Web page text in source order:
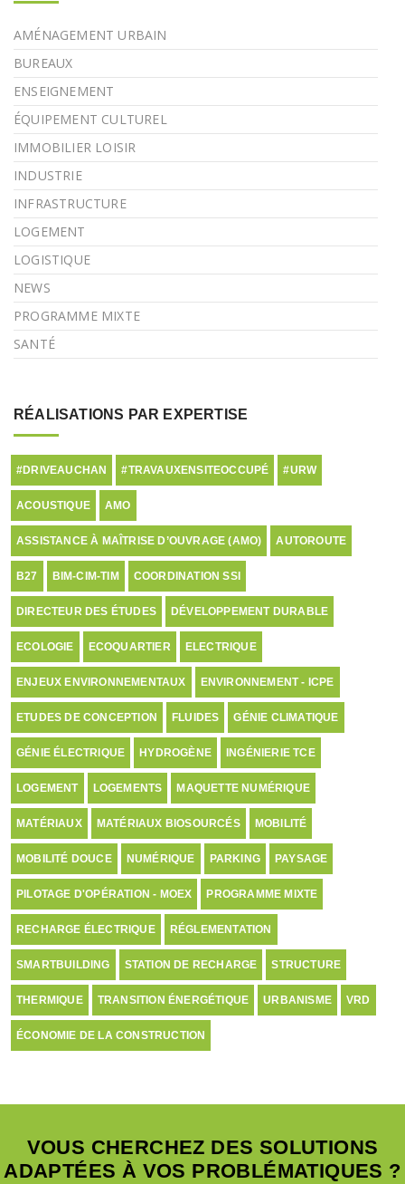
AMÉNAGEMENT URBAIN
BUREAUX
ENSEIGNEMENT
ÉQUIPEMENT CULTUREL
IMMOBILIER LOISIR
INDUSTRIE
INFRASTRUCTURE
LOGEMENT
LOGISTIQUE
NEWS
PROGRAMME MIXTE
SANTÉ
RÉALISATIONS PAR EXPERTISE
#DRIVEAUCHAN #TRAVAUXENSITEOCCUPÉ #URW
ACOUSTIQUE AMO
ASSISTANCE À MAÎTRISE D’OUVRAGE (AMO) AUTOROUTE
B27 BIM-CIM-TIM COORDINATION SSI
DIRECTEUR DES ÉTUDES DÉVELOPPEMENT DURABLE
ECOLOGIE ECOQUARTIER ELECTRIQUE
ENJEUX ENVIRONNEMENTAUX ENVIRONNEMENT - ICPE
ETUDES DE CONCEPTION FLUIDES GÉNIE CLIMATIQUE
GÉNIE ÉLECTRIQUE HYDROGÈNE INGÉNIERIE TCE
LOGEMENT LOGEMENTS MAQUETTE NUMÉRIQUE
MATÉRIAUX MATÉRIAUX BIOSOURCÉS MOBILITÉ
MOBILITÉ DOUCE NUMÉRIQUE PARKING PAYSAGE
PILOTAGE D'OPÉRATION - MOEX PROGRAMME MIXTE
RECHARGE ÉLECTRIQUE RÉGLEMENTATION
SMARTBUILDING STATION DE RECHARGE STRUCTURE
THERMIQUE TRANSITION ÉNERGÉTIQUE URBANISME VRD
ÉCONOMIE DE LA CONSTRUCTION
VOUS CHERCHEZ DES SOLUTIONS
ADAPTÉES À VOS PROBLÉMATIQUES ?